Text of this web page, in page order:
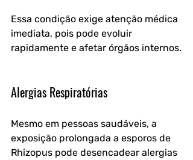
Essa condição exige atenção médica
imediata, pois pode evoluir
rapidamente e afetar órgãos internos.
Alergias Respiratórias
Mesmo em pessoas saudáveis, a
exposição prolongada a esporos de
Rhizopus pode desencadear alergias